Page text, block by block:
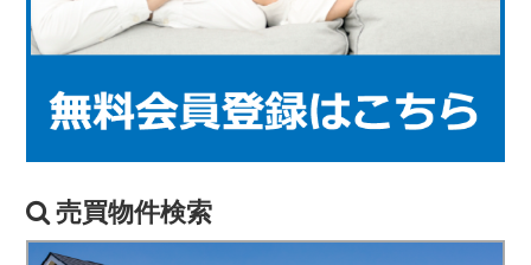
売買物件検索